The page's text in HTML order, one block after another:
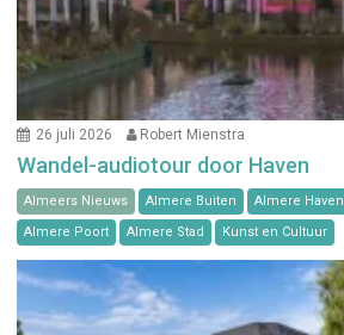
26 juli 2026 Robert Mienstra
Wandel-audiotour door Haven
Almeers Nieuws Almere Buiten Almere Haven
Almere Poort
Almere Stad Kunst en Cultuur